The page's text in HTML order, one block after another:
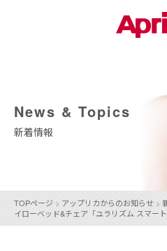
News & Topics
新着情報
TOPページ > アップリカからのお知らせ >
イローベッド&チェア「ユラリズム スマート